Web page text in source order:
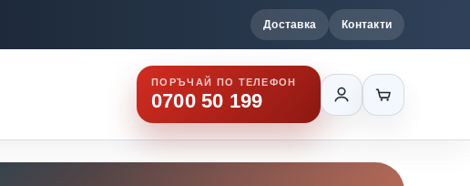
Доставка Контакти
ПОРЪЧАЙ ПО ТЕЛЕФОН
0700 50 199